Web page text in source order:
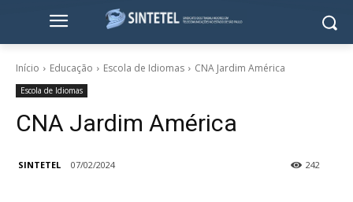
Início Educação Escola de Idiomas CNA Jardim América
Escola de Idiomas
CNA Jardim América
SINTETEL 07/02/2024 242